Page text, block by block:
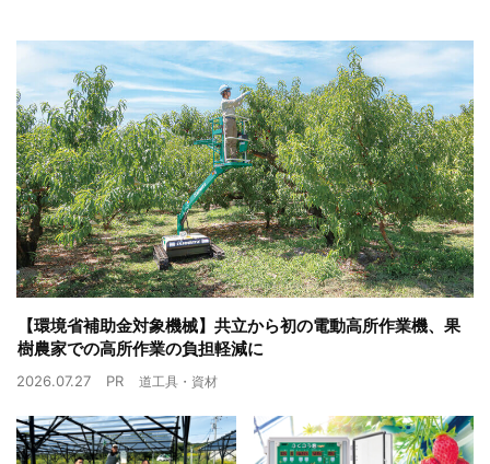
【環境省補助金対象機械】共立から初の電動高所作業機、果
樹農家での高所作業の負担軽減に
2026.07.27 PR 道工具・資材